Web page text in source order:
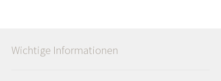
Wichtige Informationen